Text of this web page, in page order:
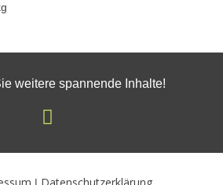
weitere spannende Inhalte!
I
s
t